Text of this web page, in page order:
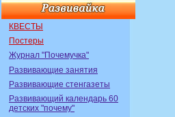
КВЕСТЫ
Постеры
Журнал "Почемучка"
Развивающие занятия
Развивающие стенгазеты
Развивающий календарь 60
детских "почему"